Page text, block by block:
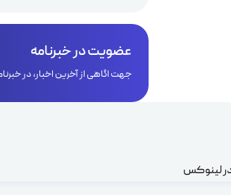
عضویت در خبرنامه
جهت اگاهی از آخرین اخبار، در